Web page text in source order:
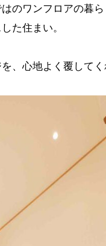
のワンフロアの暮ら
た住まい。
、心地よく覆してく